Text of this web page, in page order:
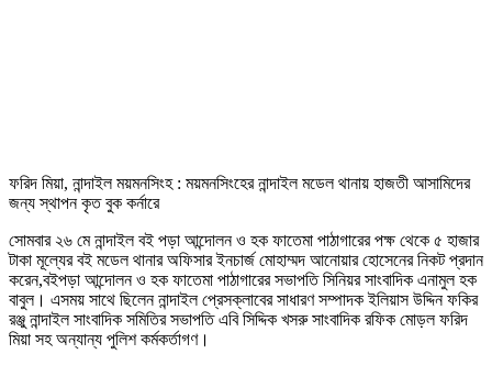
ফরিদ মিয়া, নান্দাইল ময়মনসিংহ : ময়মনসিংহের নান্দাইল মডেল থানায় হাজতী আসামিদের
জন্য স্থাপন কৃত বুক কর্নারে
সোমবার ২৬ মে নান্দাইল বই পড়া আন্দোলন ও হক ফাতেমা পাঠাগারের পক্ষ থেকে ৫ হাজার
টাকা মূল্যের বই মডেল থানার অফিসার ইনচার্জ মোহাম্মদ আনোয়ার হোসেনের নিকট প্রদান
করেন,বইপড়া আন্দোলন ও হক ফাতেমা পাঠাগারের সভাপতি সিনিয়র সাংবাদিক এনামুল হক
বাবুল। এসময় সাথে ছিলেন নান্দাইল প্রেসক্লাবের সাধারণ সম্পাদক ইলিয়াস উদ্দিন ফকির
রঞ্জু নান্দাইল সাংবাদিক সমিতির সভাপতি এবি সিদ্দিক খসরু সাংবাদিক রফিক মোড়ল ফরিদ
মিয়া সহ অন্যান্য পুলিশ কর্মকর্তাগণ।